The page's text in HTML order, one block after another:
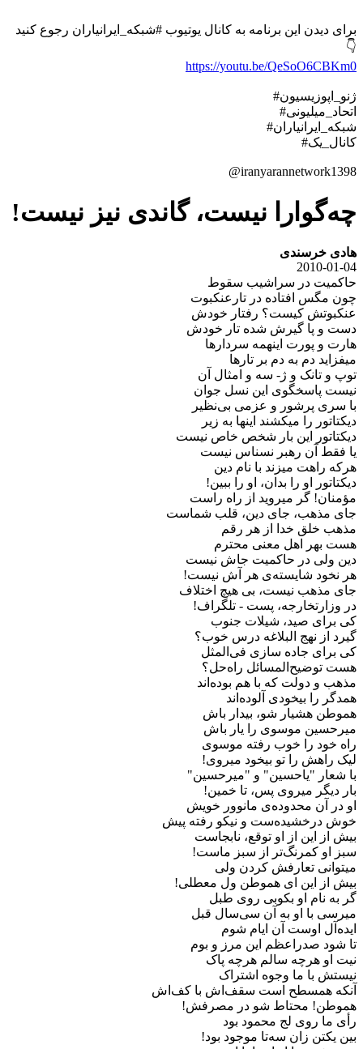
برای دیدن این برنامه به کانال یوتیوب #شبکه_ایرانیاران رجوع کنید
👇
https://youtu.be/QeSoO6CBKm0
#ژنو_اپوزیسیون
#اتحاد_میلیونی
#شبکه_ایرانیاران
#کانال_یک
@iranyarannetwork1398
چه‌گوارا نیست، گاندی نیز نیست!
هادی خرسندی
2010-01-04
حاکمیت در سراشیب سقوط
چون مگس افتاده در تارعنکبوت
عنکبوتش کیست؟ رفتار خودش
دست و پا گیرش شده تار خودش
هارت و پورت اینهمه سردارها
میفزاید دم به دم بر تارها
توپ و تانک و ژ- سه و امثال آن
نیست پاسخگوی این نسل جوان
با سری پرشور و عزمی بی‌نظیر
دیکتاتور را میکشند اینها به زیر
دیکتاتور این بار شخص خاص نیست
یا فقط آن رهبر نسناس نیست
هرکه راهت میزند با نام دین
دیکتاتور او را بدان، او را ببین!
مؤمنان! گر میروید از راه راست
جای مذهب، جای دین، قلب شماست
مذهب خلق خدا از هر رقم
هست بهر اهل معنی محترم
دین ولی در حاکمیت جاش نیست
هر نخود شایسته‌ی هر آش نیست!
جای مذهب نیست، بی هیچ اختلاف
در وزارتخارجه، پست - تلگراف!
کی برای صید، شیلات جنوب
گیرد از نهج البلاغه درس خوب؟
کی برای جاده سازی فی‌المثل
هست توضیح‌المسائل راه‌حل؟
مذهب و دولت که با هم بوده‌اند
همدگر را بیخودی آلوده‌اند
هموطن هشیار شو، بیدار باش
میرحسین موسوی را یار باش
راه خود را خوب رفته موسوی
لیک راهش را تو بیخود میروی!
با شعار "یاحسین" و "میرحسین"
بار دیگر میروی پس، تا خمین!
او در آن محدوده‌ی مانوور خویش
خوش درخشیده‌ست و نیکو رفته پیش
بیش از این از او توقع، نابجاست
سبز او کمرنگ‌تر از سبز ماست!
میتوانی تعارفش کردن ولی
بیش از این ای هموطن ول معطلی!
گر به نام او بکوبی روی طبل
میرسی با او به آن سی‌سال قبل
ایده‌آل اوست آن ایام شوم
تا شود صدراعظم این مرز و بوم
نیت او هرچه سالم هرچه پاک
نیستش با ما وجوه اشتراک
آنکه همسطح است سقف‌اش با کف‌اش
هموطن! محتاط شو در مصرفش!
رأی ما روی لج محمود بود
بین یکتن زان سه‌تا موجود بود!